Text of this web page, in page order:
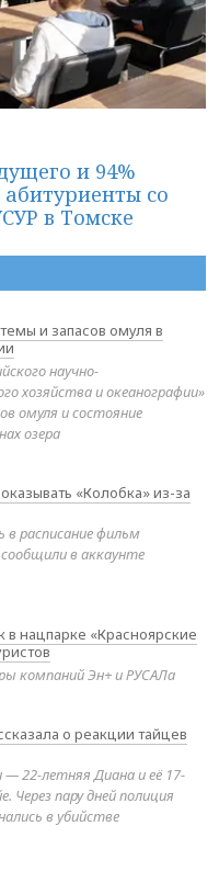
и 94%
со
в Томске
и запасов омуля в
научно-
хозяйства и океанографии»
омуля и состояние
озера
«Колобка» из-за
расписание фильм
в аккаунте
нацпарке «Красноярские
компаний Эн+ и РУСАЛа
о реакции тайцев
22-летняя Диана и её 17-
пару дней полиция
в убийстве